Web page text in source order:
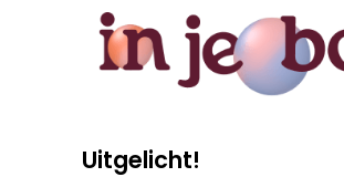
Uitgelicht!